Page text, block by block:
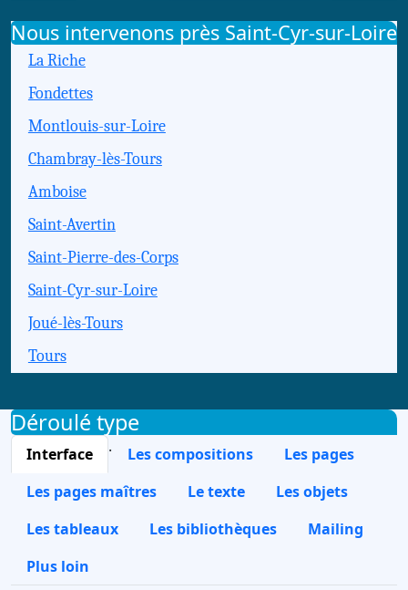
Nous intervenons près Saint-Cyr-sur-Loire
La Riche
Fondettes
Montlouis-sur-Loire
Chambray-lès-Tours
Amboise
Saint-Avertin
Saint-Pierre-des-Corps
Saint-Cyr-sur-Loire
Joué-lès-Tours
Tours
Déroulé type
Interface . Les compositions
Les pages
Les pages maîtres
Le texte
Les objets
Les tableaux
Les bibliothèques
Mailing
Plus loin